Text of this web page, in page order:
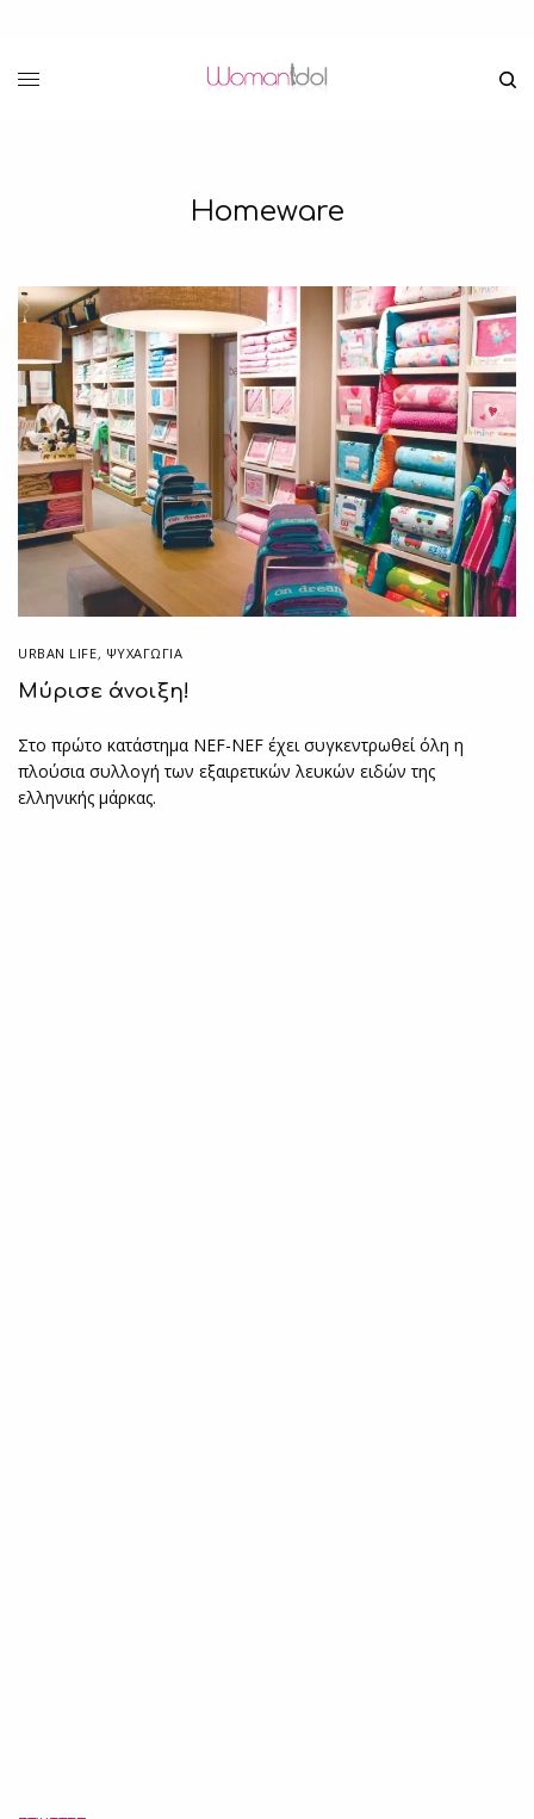
Homeware
URBAN LIFE, ΨΥΧΑΓΩΓΙΑ
Μύρισε άνοιξη!
Στο πρώτο κατάστημα NEF-NEF έχει συγκεντρωθεί όλη η
πλούσια συλλογή των εξαιρετικών λευκών ειδών της
ελληνικής μάρκας.